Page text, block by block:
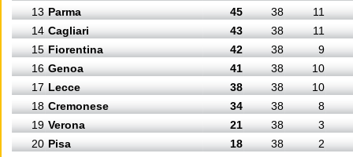
13 Parma 45 38
11
14 Cagliari 43 38
11
15 Fiorentina 42 38
9
16 Genoa 41 38
10
17 Lecce 38 38
10
18 Cremonese 34 38
8
19 Verona 21 38
3
20 Pisa 18 38 2